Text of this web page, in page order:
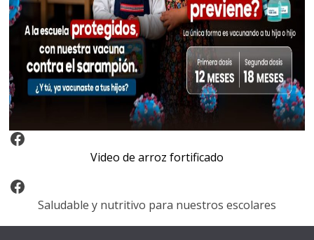
Video Arroz Fortificado
Video de arroz fortificado
Facebook
Saludable y nutritivo para nuestros escolares